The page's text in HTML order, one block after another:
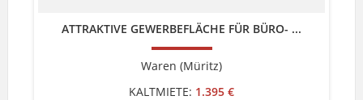
ATTRAKTIVE GEWERBEFLÄCHE FÜR BÜRO- ...
Waren (Müritz)
KALTMIETE: 1.395 €